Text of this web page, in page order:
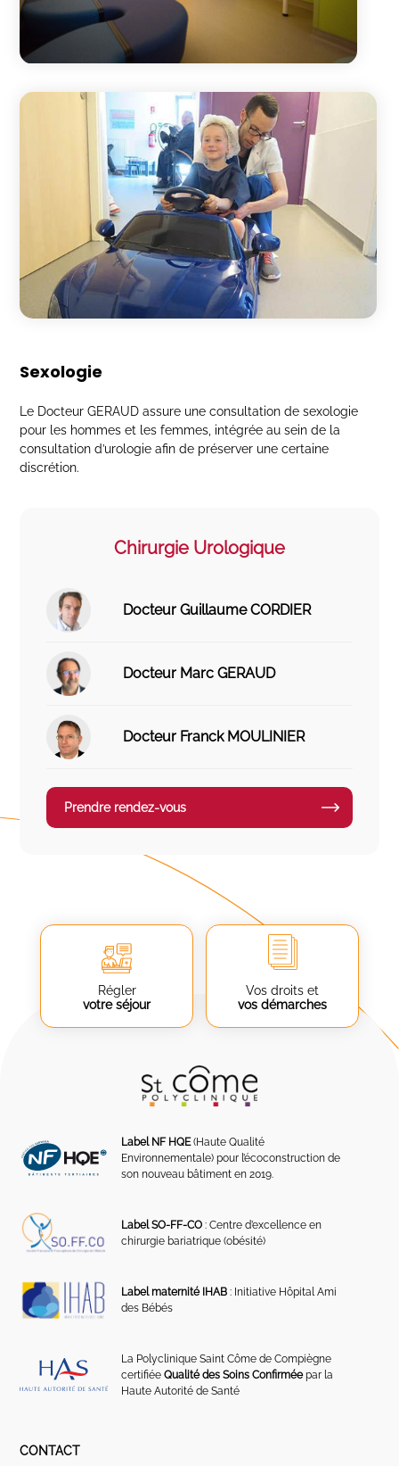
Chirurgie Urologique
Docteur Guillaume CORDIER
Docteur Marc GERAUD
Docteur Franck MOULINIER
Prendre rendez-vous
Sexologie
Le Docteur GERAUD assure une consultation de sexologie
pour les hommes et les femmes, intégrée au sein de la
consultation d’urologie afin de préserver une certaine
discrétion.
Régler
votre séjour
Vos droits et
vos démarches
Label NF HQE(Haute Qualité
Environnementale) pour l’écoconstruction de
son nouveau bâtiment en 2019.
Label SO-FF-CO : Centre d’excellence en
chirurgie bariatrique (obésité)
Label maternité IHAB : Initiative Hôpital Ami
des Bébés
La Polyclinique Saint Côme de Compiègne
certifiéeQualité des Soins Confirméepar la
Haute Autorité de Santé
CONTACT